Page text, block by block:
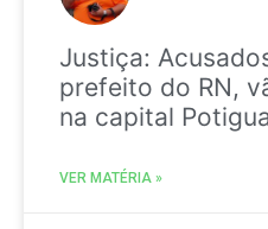
Justiça:
prefeito do RN,
na capital
VER MATÉRIA »